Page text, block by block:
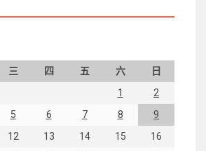
三 四 五 六
日
1
2
5 6 7 8
9
12 13 14 15
16